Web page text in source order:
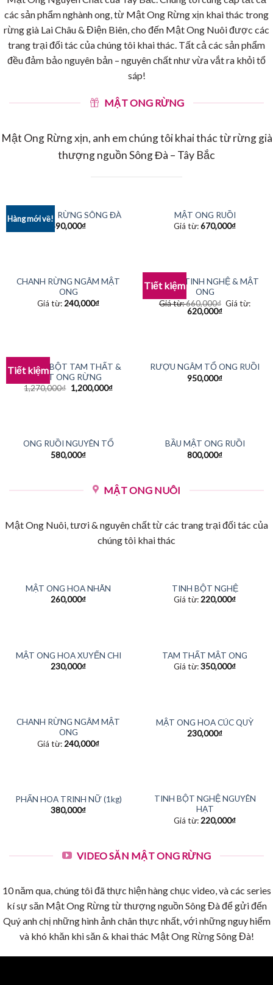
các sản phẩm nghành ong, từ Mật Ong Rừng xịn khai thác trong
rừng già Lai Châu & Điện Biên, cho đến Mật Ong Nuôi được các
trang trại đối tác của chúng tôi khai thác. Tất cả các sản phẩm
đều đảm bảo nguyên bản – nguyên chất như vừa vắt ra khỏi tổ
sáp!
MẬT ONG RỪNG
Mật Ong Rừng xịn, anh em chúng tôi khai thác từ rừng già
thượng nguồn Sông Đà – Tây Bắc
Hàng mới về!
MẬT ONG RỪNG SÔNG ĐÀ
590,000₫
MẬT ONG RUỒI
Giá từ:670,000₫
CHANH RỪNG NGÂM MẬT
ONG
Giá từ: 240,000₫
Tiết kiệm
COMBO TINH NGHỆ & MẬT
ONG
Giá từ:660,000₫ Giá từ:
620,000₫
Tiết kiệm
COMBO BỘT TAM THẤT &
MẬT ONG RỪNG
1,270,000₫ 1,200,000₫
RƯỢU NGÂM TỔ ONG RUỒI
950,000₫
HẾT HÀNG
ONG RUỒI NGUYÊN TỔ
580,000₫
HẾT HÀNG
BẦU MẬT ONG RUỒI
800,000₫
MẬT ONG NUÔI
Mật Ong Nuôi, tươi & nguyên chất từ các trang trại đối tác của
chúng tôi khai thác
MẬT ONG HOA NHÃN
260,000₫
TINH BỘT NGHỆ
Giá từ:220,000₫
MẬT ONG HOA XUYẾN CHI
230,000₫
TAM THẤT MẬT ONG
Giá từ:350,000₫
CHANH RỪNG NGÂM MẬT
ONG
Giá từ: 240,000₫
MẬT ONG HOA CÚC QUỲ
230,000₫
PHẤN HOA TRINH NỮ (1kg)
380,000₫
TINH BỘT NGHỆ NGUYÊN
HẠT
Giá từ: 220,000₫
VIDEO SĂN MẬT ONG RỪNG
10 năm qua, chúng tôi đã thực hiện hàng chục video, và các series
kí sự săn Mật Ong Rừng từ thượng nguồn Sông Đà để gửi đến
Quý anh chị những hình ảnh chân thực nhất, với những nguy hiểm
và khó khăn khi săn & khai thác Mật Ong Rừng Sông Đà!